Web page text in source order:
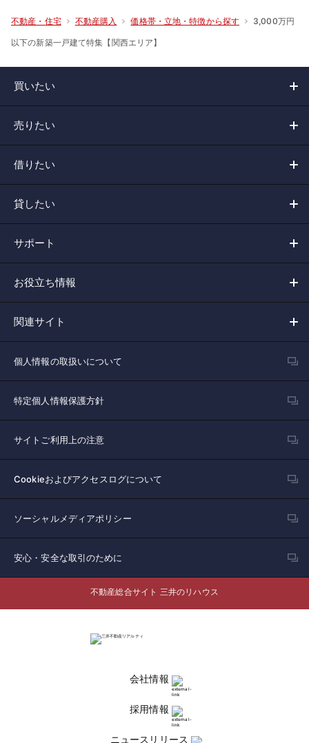
不動産・住宅 不動産購入 価格帯・立地・特徴から探す 3,000万円
以下の新築一戸建て特集【関西エリア】
買いたい
売りたい
借りたい
貸したい
サポート
お役立ち情報
関連サイト
個人情報の取扱いについて
特定個人情報保護方針
サイトご利用上の注意
Cookieおよびアクセスログについて
ソーシャルメディアポリシー
安心・安全な取引のために
不動産総合サイト 三井のリハウス
会社情報
採用情報
ニュースリリース